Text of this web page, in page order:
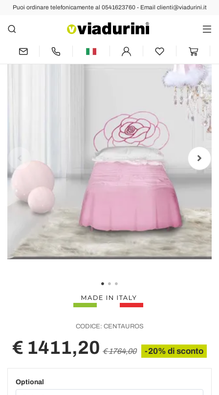
Puoi ordinare telefonicamente al 0541623760 - Email clienti@viadurini.it
Indietro Prec Succ
Letto Singolo in Ferro Battuto Centauro
CODICE: CENTAUROS
€ 1411,20 € 1764,00 -20% di sconto
Optional